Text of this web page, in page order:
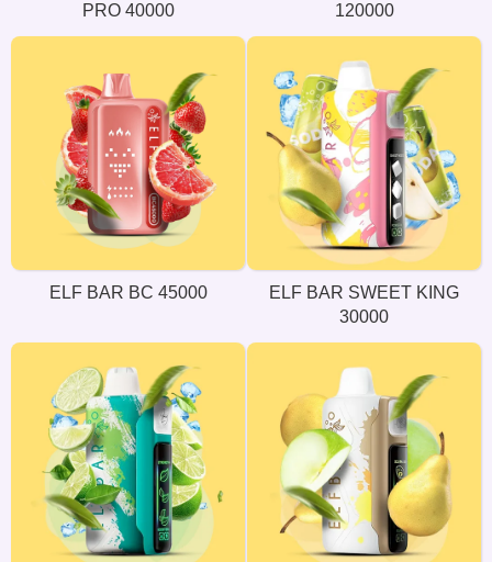
PRO 40000
120000
ELF BAR BC 45000
ELF BAR SWEET KING
30000